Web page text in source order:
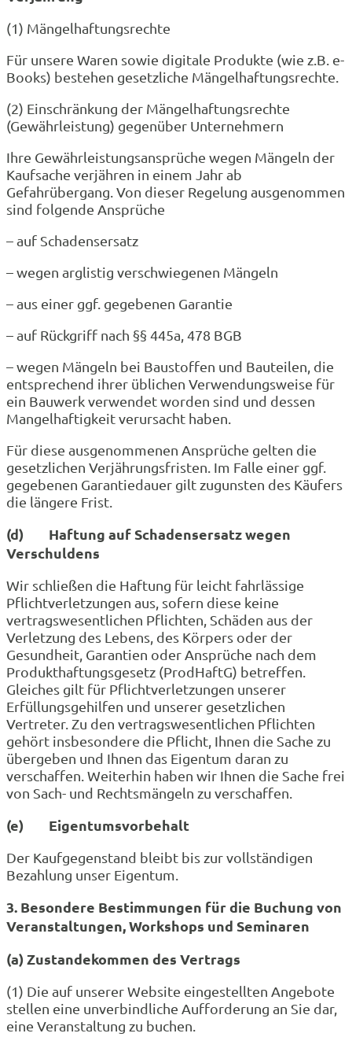
(1) Mängelhaftungsrechte
Für unsere Waren sowie digitale Produkte (wie z.B. e-
Books) bestehen gesetzliche Mängelhaftungsrechte.
(2) Einschränkung der Mängelhaftungsrechte
(Gewährleistung) gegenüber Unternehmern
Ihre Gewährleistungsansprüche wegen Mängeln der
Kaufsache verjähren in einem Jahr ab
Gefahrübergang. Von dieser Regelung ausgenommen
sind folgende Ansprüche
– auf Schadensersatz
– wegen arglistig verschwiegenen Mängeln
– aus einer ggf. gegebenen Garantie
– auf Rückgriff nach §§ 445a, 478 BGB
– wegen Mängeln bei Baustoffen und Bauteilen, die
entsprechend ihrer üblichen Verwendungsweise für
ein Bauwerk verwendet worden sind und dessen
Mangelhaftigkeit verursacht haben.
Für diese ausgenommenen Ansprüche gelten die
gesetzlichen Verjährungsfristen. Im Falle einer ggf.
gegebenen Garantiedauer gilt zugunsten des Käufers
die längere Frist.
(d) Haftung auf Schadensersatz wegen
Verschuldens
Wir schließen die Haftung für leicht fahrlässige
Pflichtverletzungen aus, sofern diese keine
vertragswesentlichen Pflichten, Schäden aus der
Verletzung des Lebens, des Körpers oder der
Gesundheit, Garantien oder Ansprüche nach dem
Produkthaftungsgesetz (ProdHaftG) betreffen.
Gleiches gilt für Pflichtverletzungen unserer
Erfüllungsgehilfen und unserer gesetzlichen
Vertreter. Zu den vertragswesentlichen Pflichten
gehört insbesondere die Pflicht, Ihnen die Sache zu
übergeben und Ihnen das Eigentum daran zu
verschaffen. Weiterhin haben wir Ihnen die Sache frei
von Sach- und Rechtsmängeln zu verschaffen.
(e) Eigentumsvorbehalt
Der Kaufgegenstand bleibt bis zur vollständigen
Bezahlung unser Eigentum.
3. Besondere Bestimmungen für die Buchung von
Veranstaltungen, Workshops und Seminaren
(a) Zustandekommen des Vertrags
(1) Die auf unserer Website eingestellten Angebote
stellen eine unverbindliche Aufforderung an Sie dar,
eine Veranstaltung zu buchen.